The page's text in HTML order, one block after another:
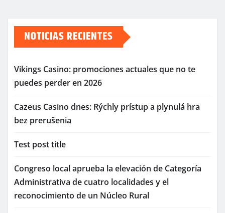
NOTICIAS RECIENTES
Vikings Casino: promociones actuales que no te
puedes perder en 2026
Cazeus Casino dnes: Rýchly prístup a plynulá hra
bez prerušenia
Test post title
Congreso local aprueba la elevación de Categoría
Administrativa de cuatro localidades y el
reconocimiento de un Núcleo Rural